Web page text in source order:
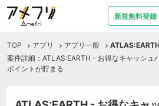
新規無料登録
TOP アプリ アプリ一般
案件詳細：ATLAS:EARTH - お得なキャッシュ
ポイントが貯まる